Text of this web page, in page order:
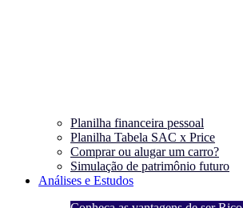
Planilha financeira pessoal
Planilha Tabela SAC x Price
Comprar ou alugar um carro?
Simulação de patrimônio futuro
Análises e Estudos